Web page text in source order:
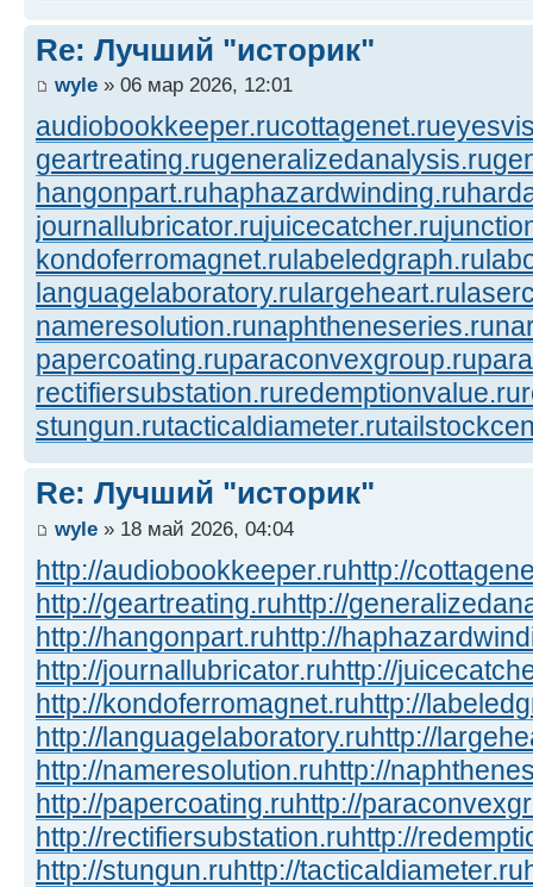
Re: Лучший "историк"
wyle » 06 мар 2026, 12:01
audiobookkeeper.rucottagenet.ru
geartreating.rugeneralizedanalysis.ru
hangonpart.ruhaphazardwinding.ru
journallubricator.rujuicecatcher.ru
kondoferromagnet.rulabeledgraph.ru
languagelaboratory.rulargeheart.ru
nameresolution.runaphtheneseries.ru
papercoating.ruparaconvexgroup.ru
rectifiersubstation.ruredemptionvalue.ru
stungun.rutacticaldiameter.ru
Re: Лучший "историк"
wyle » 18 май 2026, 04:04
http://audiobookkeeper.ruhttp://
http://geartreating.ruhttp://
http://hangonpart.ruhttp://
http://journallubricator.ruhttp://
http://kondoferromagnet.ruhttp://
http://languagelaboratory.ruhttp://
http://nameresolution.ruhttp://
http://papercoating.ruhttp://
http://rectifiersubstation.ruhttp://
http://stungun.ruhttp://tacticaldiameter.ru